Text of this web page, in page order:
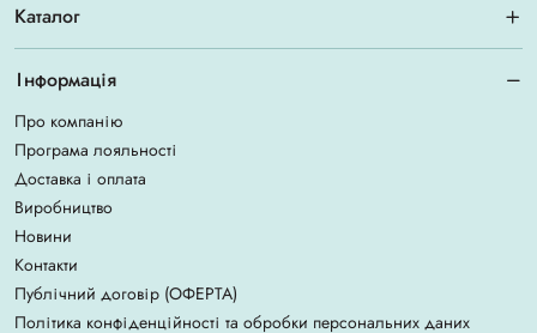
Каталог
Інформація
Про компанію
Програма лояльності
Доставка і оплата
Виробництво
Новини
Контакти
Публічний договір (ОФЕРТА)
Політика конфіденційності та обробки персональних даних